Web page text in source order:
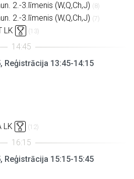
2.-3.līmenis (W,Q,Ch,J) (8)
2.-3.līmenis (W,Q,Ch,J) (7)
LK (13)
Reģistrācija 13:45-14:15
LK (12)
Reģistrācija 15:15-15:45